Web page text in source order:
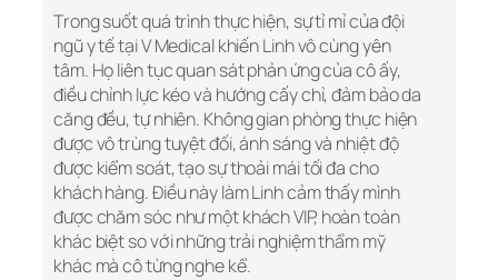
Trong suốt quá trình thực hiện, sự tỉ mỉ của đội
ngũ y tế tại V Medical khiến Linh vô cùng yên
tâm. Họ liên tục quan sát phản ứng của cô ấy,
điều chỉnh lực kéo và hướng cấy chỉ, đảm bảo da
căng đều, tự nhiên. Không gian phòng thực hiện
được vô trùng tuyệt đối, ánh sáng và nhiệt độ
được kiểm soát, tạo sự thoải mái tối đa cho
khách hàng. Điều này làm Linh cảm thấy mình
được chăm sóc như một khách VIP, hoàn toàn
khác biệt so với những trải nghiệm thẩm mỹ
khác mà cô từng nghe kể.